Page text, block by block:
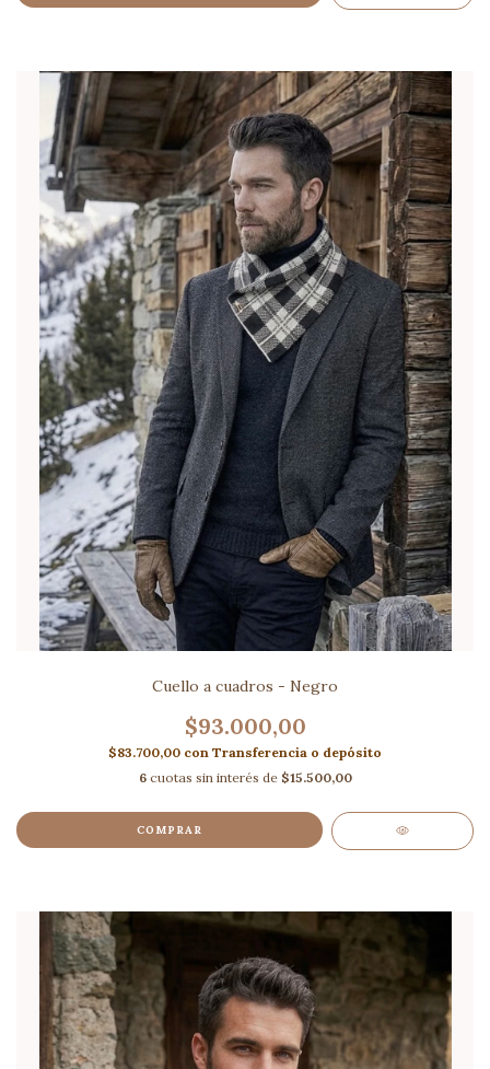
Cuello a cuadros - Negro
$93.000,00
$83.700,00 con Transferencia o depósito
6 cuotas sin interés de $15.500,00
COMPRAR